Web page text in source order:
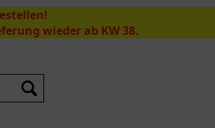
wieder ab KW 38.